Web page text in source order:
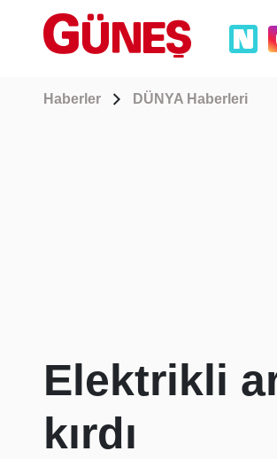
Haberler DÜNYA Haberleri
Elektrikli
kırdı